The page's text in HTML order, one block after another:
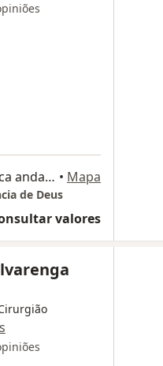
Rua Conde de Bonfim 1033, Tijuca andar térreo sala 148, Rio de Janeiro • Mapa
de Deus
valores